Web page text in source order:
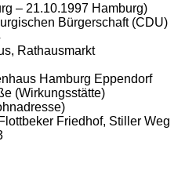
– 21.10.1997 Hamburg)
Bürgerschaft (CDU)
Rathausmarkt
Hamburg Eppendorf
(Wirkungsstätte)
Friedhof, Stiller Weg